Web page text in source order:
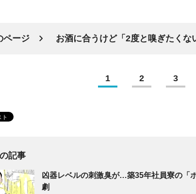
ページ お酒に合うけど「2度と嗅ぎたくな
1 2 3
記事
凶器レベルの刺激臭が…築35年社員寮の「
劇